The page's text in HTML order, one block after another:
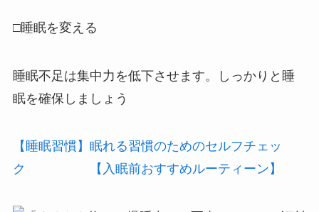
□睡眠を変える
睡眠不足は集中力を低下させます。しっかりと睡
眠を確保しましょう
【睡眠習慣】眠れる習慣のためのセルフチェッ
ク 【入眠前おすすめルーティーン】